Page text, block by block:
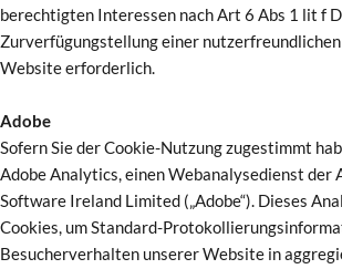
berechtigten Interessen nach Art 6 Abs 1 lit f
Zurverfügungstellung einer
Website erforderlich.
Adobe
Sofern Sie der Cookie-Nutzung zugestimmt
Adobe Analytics, einen Webanalysedienst der
Software Ireland Limited („Adobe“). Dieses
Cookies, um Standard-
Besucherverhalten unserer Website in